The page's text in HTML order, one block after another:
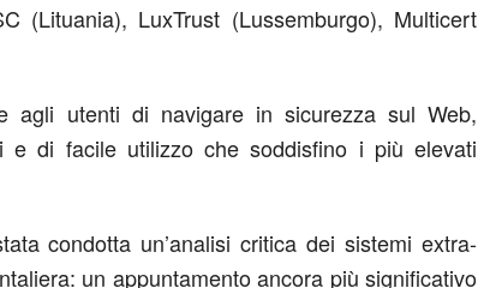
(Lituania), LuxTrust (Lussemburgo), Multicert
agli utenti di navigare in sicurezza sul Web,
e di facile utilizzo che soddisfino i più elevati
condotta un’analisi critica dei sistemi extra-
un appuntamento ancora più significativo